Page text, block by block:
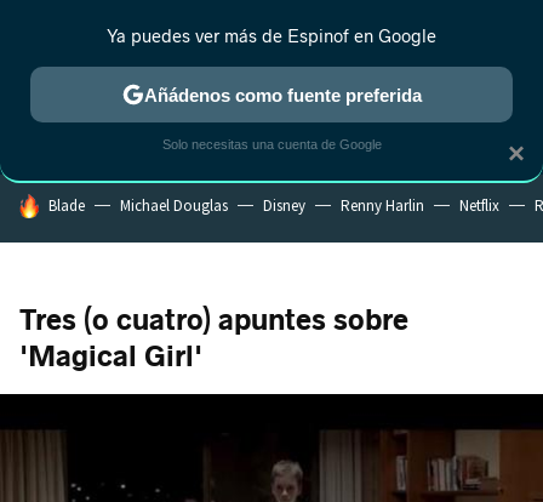
ESTRENOS REALITY ANIME RANKINGS CINE
HOY SE HABLA DE
Blade Michael Douglas Disney Renny Harlin Netflix
Tres (o cuatro) apuntes sobre
'Magical Girl'
×
Ya puedes ver más de Espinof en Google
Añádenos como fuente preferida
Solo necesitas una cuenta de Google